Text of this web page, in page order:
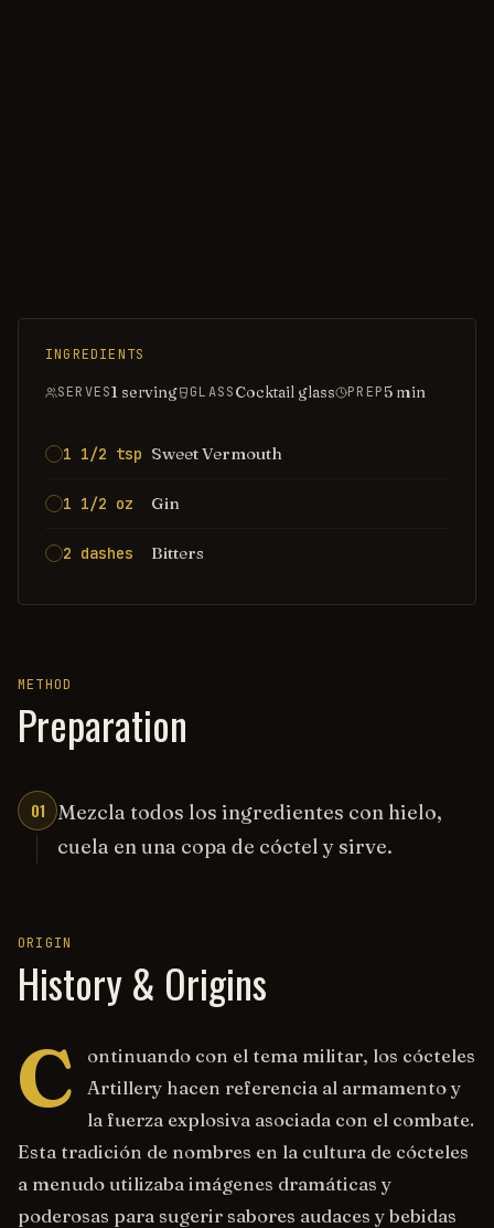
INGREDIENTS
SERVES1 serving GLASSCocktail glass PREP5 min
1 1/2 tsp Sweet Vermouth
1 1/2 oz Gin
2 dashes Bitters
METHOD
Preparation
01
Mezcla todos los ingredientes con hielo,
cuela en una copa de cóctel y sirve.
ORIGIN
History & Origins
C
ontinuando con el tema militar, los cócteles
Artillery hacen referencia al armamento y
la fuerza explosiva asociada con el combate.
Esta tradición de nombres en la cultura de cócteles
a menudo utilizaba imágenes dramáticas y
poderosas para sugerir sabores audaces y bebidas